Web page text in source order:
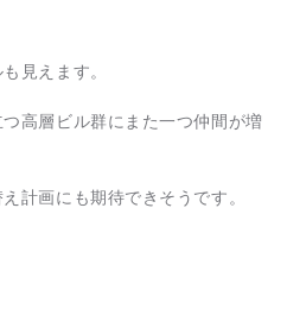
見えます。
高層ビル群にまた一つ仲間が増
計画にも期待できそうです。